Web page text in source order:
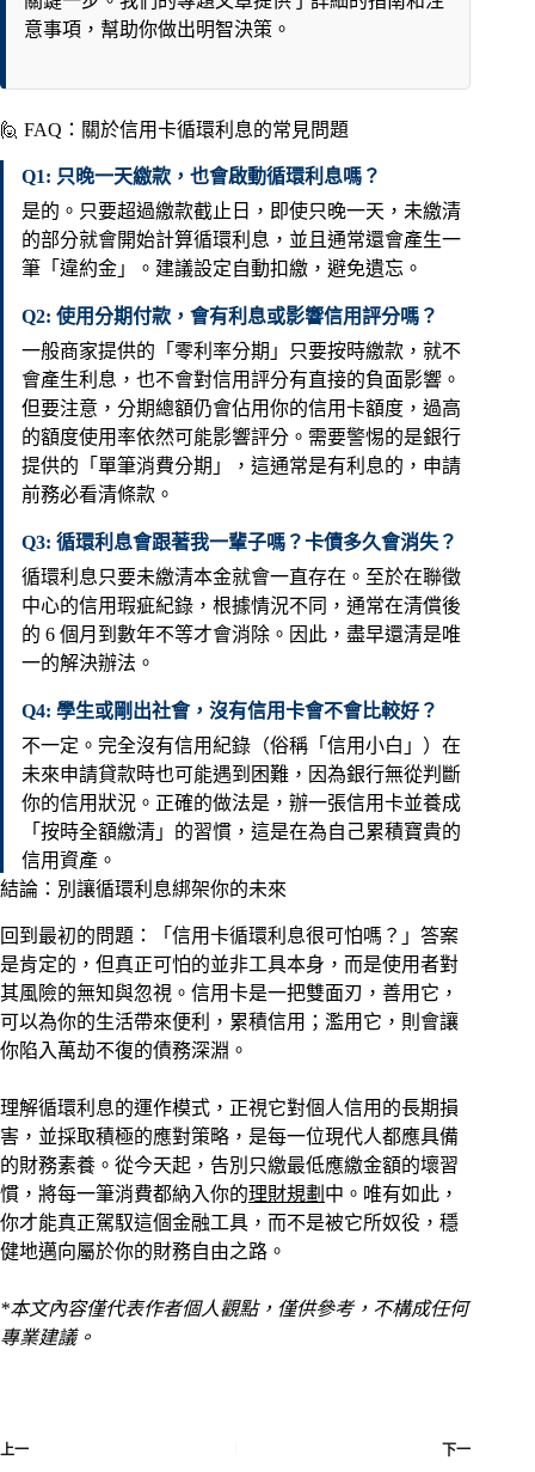
意事項，幫助你做出明智決策。
🙋 FAQ：關於信用卡循環利息的常見問題
Q1: 只晚一天繳款，也會啟動循環利息嗎？
是的。只要超過繳款截止日，即使只晚一天，未繳清
的部分就會開始計算循環利息，並且通常還會產生一
筆「違約金」。建議設定自動扣繳，避免遺忘。
Q2: 使用分期付款，會有利息或影響信用評分嗎？
一般商家提供的「零利率分期」只要按時繳款，就不
會產生利息，也不會對信用評分有直接的負面影響。
但要注意，分期總額仍會佔用你的信用卡額度，過高
的額度使用率依然可能影響評分。需要警惕的是銀行
提供的「單筆消費分期」，這通常是有利息的，申請
前務必看清條款。
Q3: 循環利息會跟著我一輩子嗎？卡債多久會消失？
循環利息只要未繳清本金就會一直存在。至於在聯徵
中心的信用瑕疵紀錄，根據情況不同，通常在清償後
的 6 個月到數年不等才會消除。因此，盡早還清是唯
一的解決辦法。
Q4: 學生或剛出社會，沒有信用卡會不會比較好？
不一定。完全沒有信用紀錄（俗稱「信用小白」）在
未來申請貸款時也可能遇到困難，因為銀行無從判斷
你的信用狀況。正確的做法是，辦一張信用卡並養成
「按時全額繳清」的習慣，這是在為自己累積寶貴的
信用資產。
結論：別讓循環利息綁架你的未來
回到最初的問題：「信用卡循環利息很可怕嗎？」答案
是肯定的，但真正可怕的並非工具本身，而是使用者對
其風險的無知與忽視。信用卡是一把雙面刃，善用它，
可以為你的生活帶來便利，累積信用；濫用它，則會讓
你陷入萬劫不復的債務深淵。
理解循環利息的運作模式，正視它對個人信用的長期損
害，並採取積極的應對策略，是每一位現代人都應具備
的財務素養。從今天起，告別只繳最低應繳金額的壞習
慣，將每一筆消費都納入你的理財規劃 中。唯有如此，
你才能真正駕馭這個金融工具，而不是被它所奴役，穩
健地邁向屬於你的財務自由之路。
*本文內容僅代表作者個人觀點，僅供參考，不構成任何
專業建議。
上一 下一